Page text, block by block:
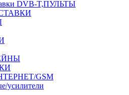
DVB-T,ПУЛЬТЫ
GSM
усилители